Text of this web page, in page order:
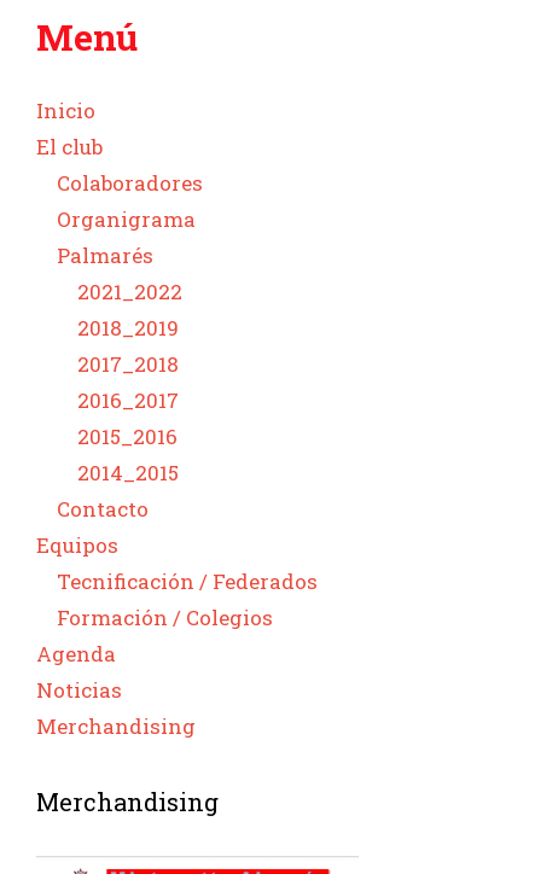
Menú
Inicio
El club
Colaboradores
Organigrama
Palmarés
2021_2022
2018_2019
2017_2018
2016_2017
2015_2016
2014_2015
Contacto
Equipos
Tecnificación / Federados
Formación / Colegios
Agenda
Noticias
Merchandising
Merchandising